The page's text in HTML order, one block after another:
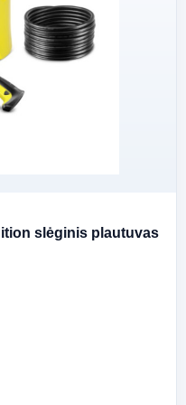
slėginis plautuvas